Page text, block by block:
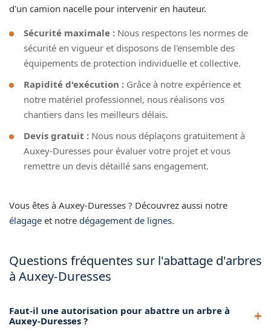
d'un camion nacelle pour intervenir en hauteur.
Sécurité maximale : Nous respectons les normes de
sécurité en vigueur et disposons de l'ensemble des
équipements de protection individuelle et collective.
Rapidité d'exécution : Grâce à notre expérience et
notre matériel professionnel, nous réalisons vos
chantiers dans les meilleurs délais.
Devis gratuit : Nous nous déplaçons gratuitement à
Auxey-Duresses pour évaluer votre projet et vous
remettre un devis détaillé sans engagement.
Vous êtes à Auxey-Duresses ? Découvrez aussi notre
élagage et notre dégagement de lignes.
Questions fréquentes sur l'abattage d'arbres
à Auxey-Duresses
Faut-il une autorisation pour abattre un arbre à
Auxey-Duresses ?